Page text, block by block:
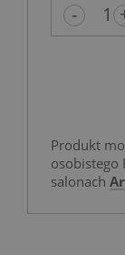
-
Produkt
osobistego
salonach